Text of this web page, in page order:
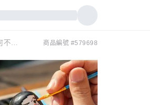
商品編號 #579698